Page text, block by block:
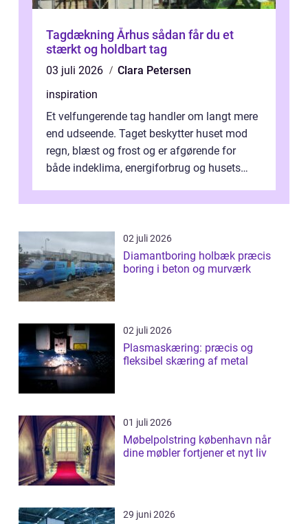
Tagdækning Århus sådan får du et
stærkt og holdbart tag
03 juli 2026
Clara Petersen
inspiration
Et velfungerende tag handler om langt mere
end udseende. Taget beskytter huset mod
regn, blæst og frost og er afgørende for
både indeklima, energiforbrug og husets
02 juli 2026
Diamantboring holbæk præcis
boring i beton og murværk
02 juli 2026
Plasmaskæring: præcis og
fleksibel skæring af metal
01 juli 2026
Møbelpolstring københavn når
dine møbler fortjener et nyt liv
29 juni 2026